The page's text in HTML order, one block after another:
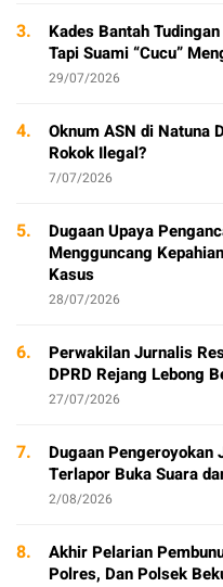
3.
Kades Bantah
Tapi Suami “Cucu”
29/07/2026
4.
Oknum ASN di Natuna
Rokok Ilegal?
7/07/2026
5.
Dugaan Upaya
Mengguncang
Kasus
28/07/2026
6.
Perwakilan Jurnalis
DPRD Rejang Lebong
27/07/2026
7.
Dugaan Pengeroyokan
Terlapor Buka Suara
2/08/2026
8.
Akhir Pelarian
Polres, Dan Polsek